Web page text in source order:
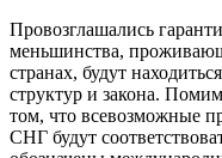
Провозглашались
меньшинства,
странах, будут
структур и закона.
том, что всевозможные
СНГ будут